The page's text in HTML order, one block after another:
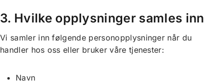
3. Hvilke opplysninger samles inn
Vi samler inn følgende personopplysninger når du
handler hos oss eller bruker våre tjenester:
Navn